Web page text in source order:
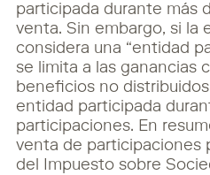
participada durante más
venta. Sin embargo, si la
considera una “entidad
se limita a las ganancias
beneficios no
entidad participada
participaciones. En
venta de participaciones
del Impuesto sobre